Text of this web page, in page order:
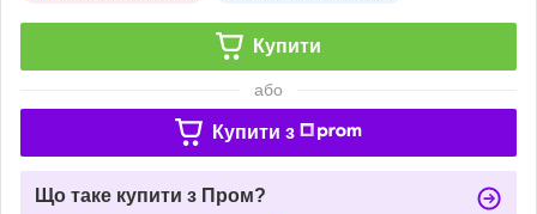
Купити
або
Купити з
Що таке купити з Пром?